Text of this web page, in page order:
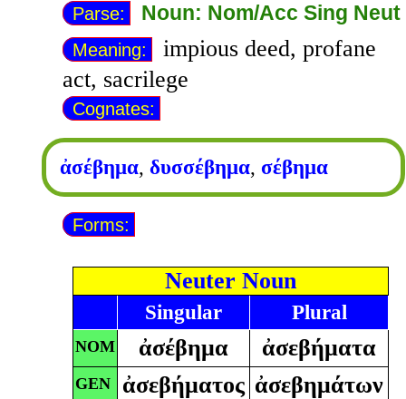
Parse: Noun: Nom/Acc Sing Neut
Meaning:
impious deed, profane
act, sacrilege
Cognates:
ἀσέβημα, δυσσέβημα, σέβημα
Forms:
Neuter Noun
Singular Plural
NOM ἀσέβημα ἀσεβήματα
GEN ἀσεβήματος ἀσεβημάτων